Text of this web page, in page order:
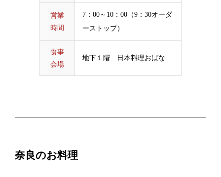
営業
時間
7：00～10：00（9：30オーダ
ーストップ）
食事
会場
地下１階 日本料理おばな
奈良のお料理